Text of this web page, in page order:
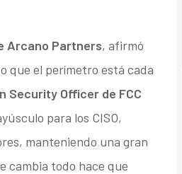
Arcano Partners, afirmó
que el perímetro está cada
Security Officer de FCC
para los CISO,
manteniendo una gran
cambia todo hace que